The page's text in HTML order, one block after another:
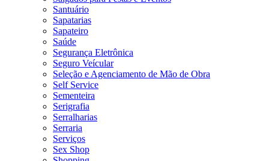
Santuário
Sapatarias
Sapateiro
Saúde
Segurança Eletrônica
Seguro Veícular
Seleção e Agenciamento de Mão de Obra
Self Service
Sementeira
Serigrafia
Serralharias
Serraria
Serviços
Sex Shop